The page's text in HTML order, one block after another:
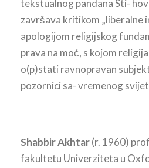
tekstualnog pandana Sti-
završava kritikom „liberalne
apologijom religijskog
prava na moć, s kojom
o(p)stati ravnopravan
pozornici sa- vremenog
Shabbir Akhtar(r. 1960)
fakultetu Univerziteta u